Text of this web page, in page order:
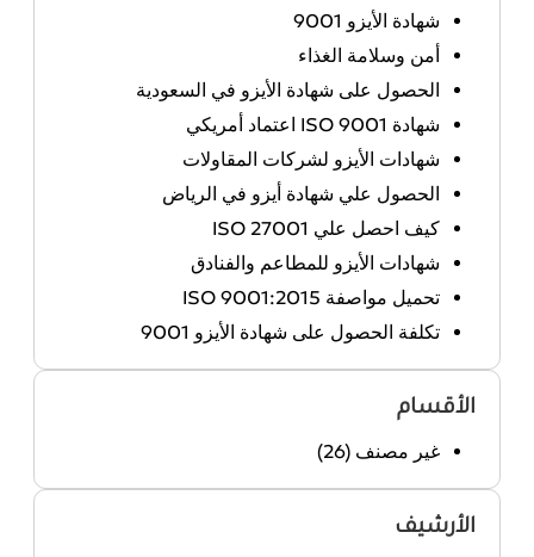
شهادة الأيزو 9001
أمن وسلامة الغذاء
الحصول على شهادة الأيزو في السعودية
شهادة ISO 9001 اعتماد أمريكي
شهادات الأيزو لشركات المقاولات
الحصول علي شهادة أيزو في الرياض
كيف احصل علي ISO 27001
شهادات الأيزو للمطاعم والفنادق
تحميل مواصفة ISO 9001:2015
تكلفة الحصول على شهادة الأيزو 9001
الأقسام
غير مصنف (26)
الأرشيف